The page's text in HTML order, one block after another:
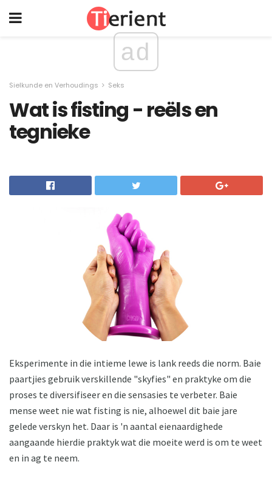
ad
Sielkunde en Verhoudings Seks
Wat is fisting - reëls en
tegnieke
Eksperimente in die intieme lewe is lank reeds die norm. Baie
paartjies gebruik verskillende "skyfies" en praktyke om die
proses te diversifiseer en die sensasies te verbeter. Baie
mense weet nie wat fisting is nie, alhoewel dit baie jare
gelede verskyn het. Daar is 'n aantal eienaardighede
aangaande hierdie praktyk wat die moeite werd is om te weet
en in ag te neem.